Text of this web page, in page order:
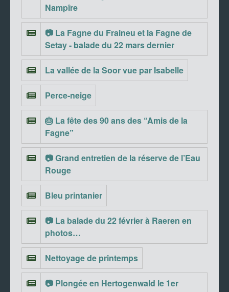
Nampîre
📷 La Fagne du Fraineu et la Fagne de
Setay - balade du 22 mars dernier
La vallée de la Soor vue par Isabelle
Perce-neige
🎂 La fête des 90 ans des “Amis de la
Fagne”
📷 Grand entretien de la réserve de l’Eau
Rouge
Bleu printanier
📷 La balade du 22 février à Raeren en
photos…
Nettoyage de printemps
📷 Plongée en Hertogenwald le 1er